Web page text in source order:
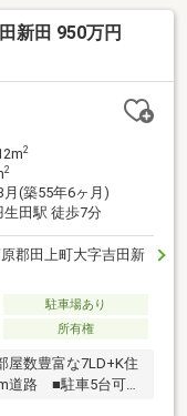
フォーム内容】キッ
トバス新規交換洗
設給湯器：エコジ
を優先致します
新田 950万円
2
2
月(築55年6ヶ月)
田駅 徒歩7分
郡田上町大字吉田新
駐車場あり
所有権
屋数豊富な7LD+K住
道路 ■駐車5台可